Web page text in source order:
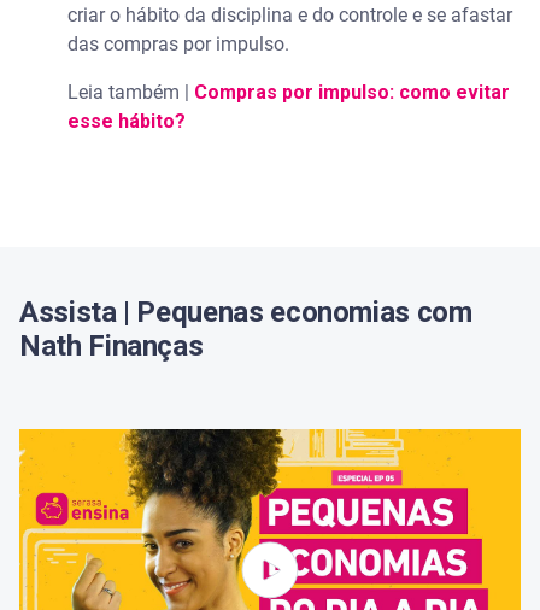
criar o hábito da disciplina e do controle e se afastar
das compras por impulso.
Leia também | Compras por impulso: como evitar
esse hábito?
Assista | Pequenas economias com
Nath Finanças